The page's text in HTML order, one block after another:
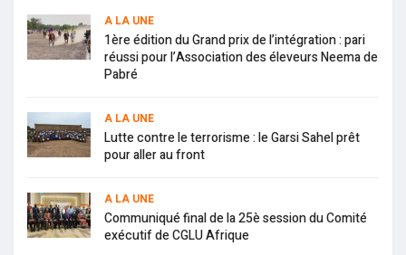
A LA UNE
1ère édition du Grand prix de l’intégration : pari
réussi pour l’Association des éleveurs Neema de
Pabré
A LA UNE
Lutte contre le terrorisme : le Garsi Sahel prêt
pour aller au front
A LA UNE
Communiqué final de la 25è session du Comité
exécutif de CGLU Afrique